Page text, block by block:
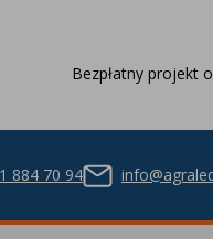
Bezpłatny projekt
884 70 94